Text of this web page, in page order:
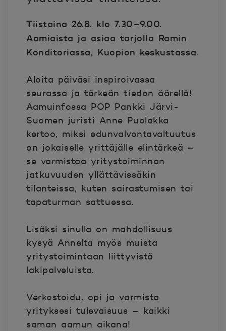
Tiistaina 26.8. klo 7.30–9.00.
Aamiaista ja asiaa tarjolla Ramin
Konditoriassa, Kuopion keskustassa.
Aloita päiväsi inspiroivassa
seurassa ja tärkeän tiedon äärellä!
Aamuinfossa POP Pankki Järvi-
Suomen juristi Anne Puolakka
kertoo, miksi edunvalvontavaltuutus
on jokaiselle yrittäjälle elintärkeä –
se varmistaa yritystoiminnan
jatkuvuuden yllättävissäkin
tilanteissa, kuten sairastumisen tai
tapaturman sattuessa.
Lisäksi sinulla on mahdollisuus
kysyä Annelta myös muista
yritystoimintaan liittyvistä
lakipalveluista.
Verkostoidu, opi ja varmista
yrityksesi tulevaisuus – kaikki
saman aamun aikana!